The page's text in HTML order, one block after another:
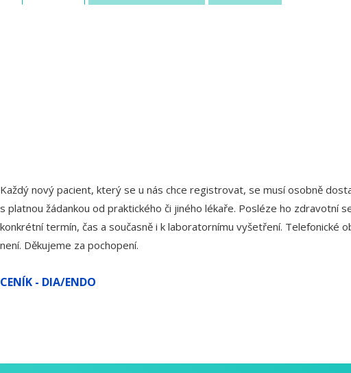
Každý nový pacient, který se u nás chce registrovat, se musí osobně
s platnou žádankou od praktického či jiného lékaře. Posléze ho zdravotní
konkrétní termín, čas a současně i k laboratornímu vyšetření. Telefonické
není. Děkujeme za pochopení.
CENÍK - DIA/ENDO